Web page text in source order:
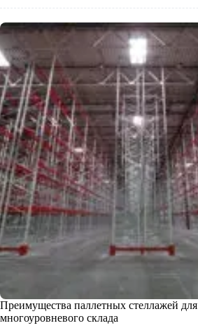
Преимущества паллетных стеллажей для
многоуровневого склада